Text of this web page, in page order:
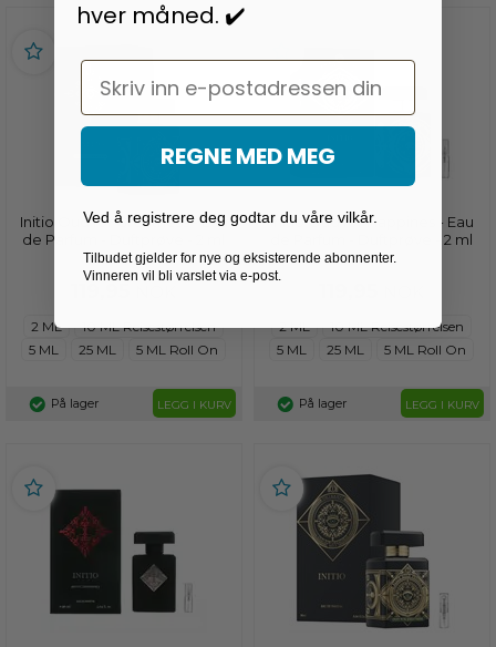
Initio Oud for Greatness - Eau
de Parfum - Duftprøve - 2 ml
2 ML
10 ML Reisestørrelsen
5 ML
25 ML 5 ML Roll On
På lager LEGG I KURV
Initio Oud for Happines - Eau
de Parfum - Duftprøve - 2 ml
2 ML
10 ML Reisestørrelsen
5 ML
25 ML 5 ML Roll On
På lager LEGG I KURV
hver måned. ✔️
Email
REGNE MED MEG
Ved å registrere deg godtar du våre vilkår.
Tilbudet gjelder for nye og eksisterende abonnenter.
Vinneren vil bli varslet via e-post.